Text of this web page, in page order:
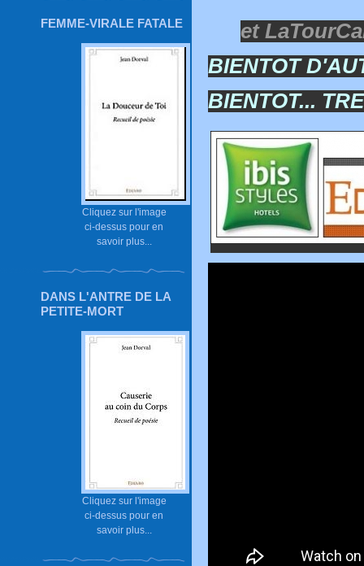
FEMME-VIRALE FATALE
Cliquez sur l'image
ci-dessus pour en
savoir plus...
DANS L'ANTRE DE LA
PETITE-MORT
Cliquez sur l'image
ci-dessus pour en
savoir plus...
et
BIENTOT
BIENTOT...